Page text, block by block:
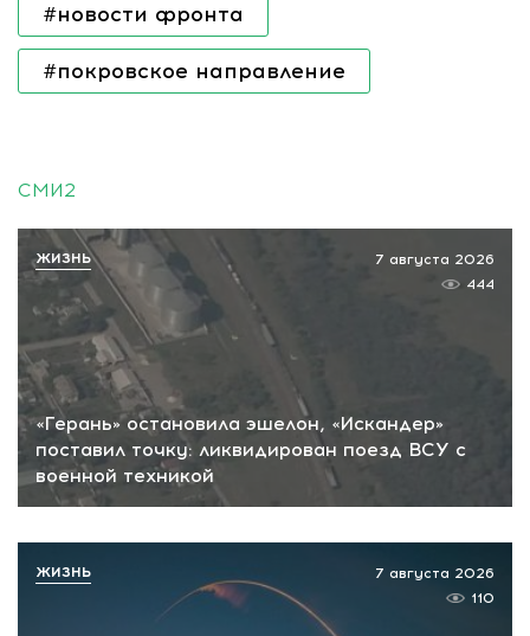
#новости фронта
#покровское направление
СМИ2
«Герань» остановила эшелон, «Искандер»
поставил точку: ликвидирован поезд ВСУ с
военной техникой
7 августа 2026
444
ЖИЗНЬ
7 августа 2026
110
ЖИЗНЬ